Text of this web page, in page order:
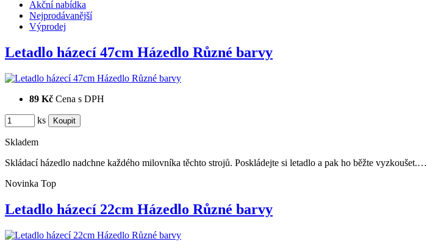
Akční nabídka
Nejprodávanější
Výprodej
Letadlo házecí 47cm Házedlo Různé barvy
89 Kč Cena s DPH
ks
Skladem
Skládací házedlo nadchne každého milovníka těchto strojů. Poskládejte si letadlo a pak ho běžte vyzkoušet.…
Novinka Top
Letadlo házecí 22cm Házedlo Různé barvy